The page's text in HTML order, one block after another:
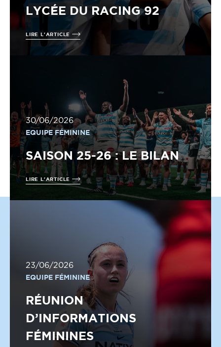
LYCÉE DU RACING 92
LIRE L'ARTICLE
30/06/2026
EQUIPE FÉMININE
SAISON 25-26 : LE BILAN
LIRE L'ARTICLE
23/06/2026
EQUIPE FÉMININE
RÉUNION
D’INFORMATIONS
FÉMININES